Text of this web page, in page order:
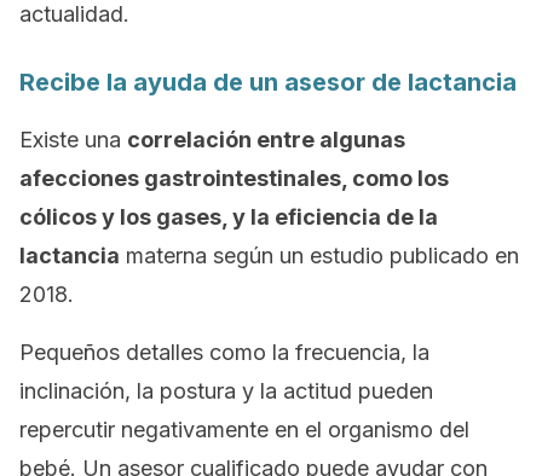
actualidad.
Recibe la ayuda de un asesor de lactancia
Existe una correlación entre algunas
afecciones gastrointestinales, como los
cólicos y los gases, y la eficiencia de la
lactancia materna según un estudio publicado en
2018.
Pequeños detalles como la frecuencia, la
inclinación, la postura y la actitud pueden
repercutir negativamente en el organismo del
bebé. Un asesor cualificado puede ayudar con